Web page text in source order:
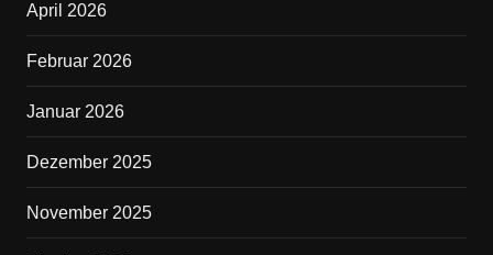
o
o
k
April 2026
Februar 2026
Januar 2026
Dezember 2025
November 2025